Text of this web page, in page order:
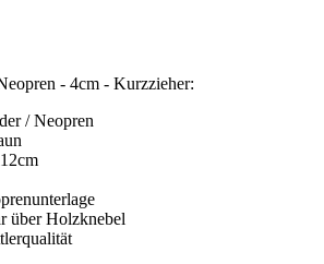
- 4cm - Kurzzieher:
/ Neopren
über Holzknebel